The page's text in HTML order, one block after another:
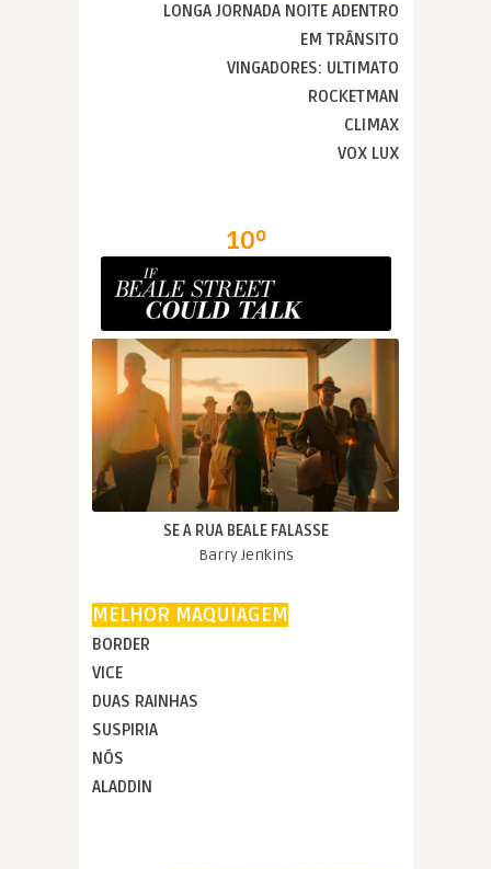
LONGA JORNADA NOITE ADENTRO
EM TRÂNSITO
VINGADORES: ULTIMATO
ROCKETMAN
CLIMAX
VOX LUX
10º
SE A RUA BEALE FALASSE
Barry Jenkins
MELHOR MAQUIAGEM
BORDER
VICE
DUAS RAINHAS
SUSPIRIA
NÓS
ALADDIN